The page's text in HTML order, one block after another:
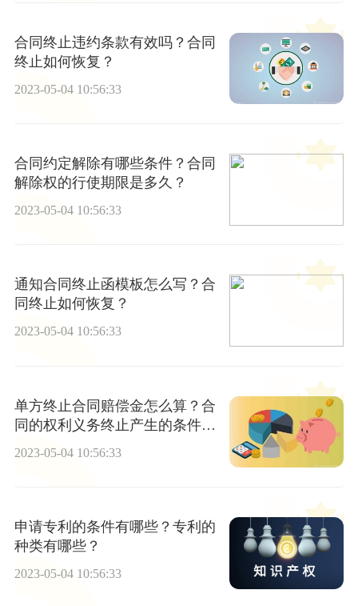
合同终止违约条款有效吗？合同
终止如何恢复？
2023-05-04 10:56:33
合同约定解除有哪些条件？合同
解除权的行使期限是多久？
2023-05-04 10:56:33
通知合同终止函模板怎么写？合
同终止如何恢复？
2023-05-04 10:56:33
单方终止合同赔偿金怎么算？合
同的权利义务终止产生的条件是
2023-05-04 10:56:33
申请专利的条件有哪些？专利的
种类有哪些？
2023-05-04 10:56:33